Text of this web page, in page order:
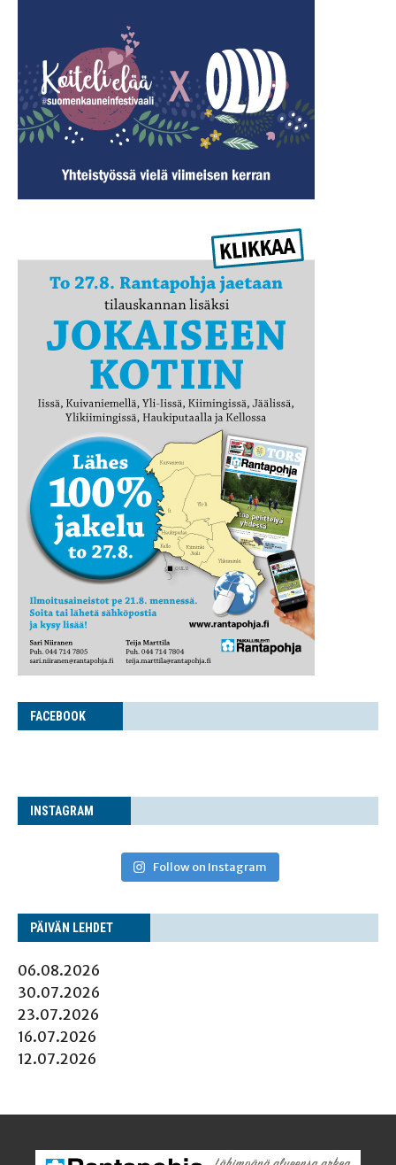
FACE­BOOK
INS­TA­GRAM
Follow on Instagram
PÄI­VÄN LEHDET
06.08.2026
30.07.2026
23.07.2026
16.07.2026
12.07.2026